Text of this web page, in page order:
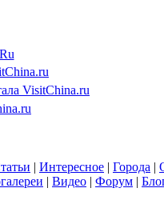
VisitChina.ru
| Интересное | Города |
| Видео | Форум |